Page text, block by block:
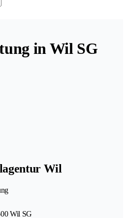
in Wil SG
Wil
Wil SG